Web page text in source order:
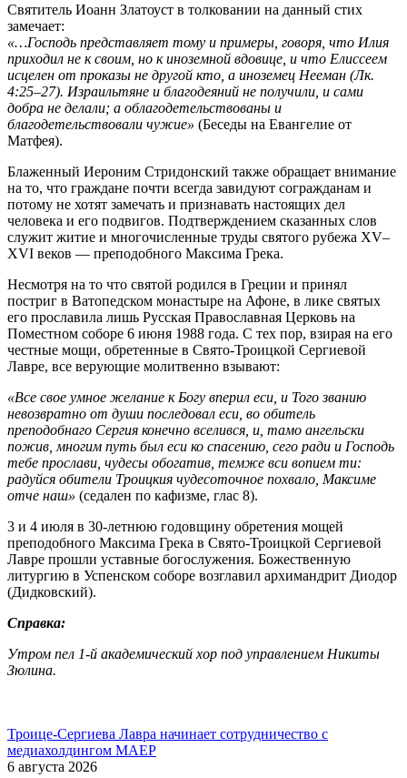
Святитель Иоанн Златоуст в толковании на данный стих
замечает:
«…Господь представляет тому и примеры, говоря, что Илия
приходил не к своим, но к иноземной вдовице, и что Елиссеем
исцелен от проказы не другой кто, а иноземец Нееман (Лк.
4:25–27). Израильтяне и благодеяний не получили, и сами
добра не делали; а облагодетельствованы и
благодетельствовали чужие» (Беседы на Евангелие от
Матфея).
Блаженный Иероним Стридонский также обращает внимание
на то, что граждане почти всегда завидуют согражданам и
потому не хотят замечать и признавать настоящих дел
человека и его подвигов. Подтверждением сказанных слов
служит житие и многочисленные труды святого рубежа XV–
XVI веков — преподобного Максима Грека.
Несмотря на то что святой родился в Греции и принял
постриг в Ватопедском монастыре на Афоне, в лике святых
его прославила лишь Русская Православная Церковь на
Поместном соборе 6 июня 1988 года. С тех пор, взирая на его
честные мощи, обретенные в Свято-Троицкой Сергиевой
Лавре, все верующие молитвенно взывают:
«Все свое умное желание к Богу вперил еси, и Того званию
невозвратно от души последовал еси, во обитель
преподобнаго Сергия конечно вселився, и, тамо ангельски
пожив, многим путь был еси ко спасению, сего ради и Господь
тебе прослави, чудесы обогатив, темже вси вопием ти:
радуйся обители Троицкия чудесоточное похвало, Максиме
отче наш» (седален по кафизме, глас 8).
3 и 4 июля в 30-летнюю годовщину обретения мощей
преподобного Максима Грека в Свято-Троицкой Сергиевой
Лавре прошли уставные богослужения. Божественную
литургию в Успенском соборе возглавил архимандрит Диодор
(Дидковский).
Справка:
Утром пел 1-й академический хор под управлением Никиты
Зюлина.
Троице-Сергиева Лавра начинает сотрудничество с
медиахолдингом МАЕР
6 августа 2026